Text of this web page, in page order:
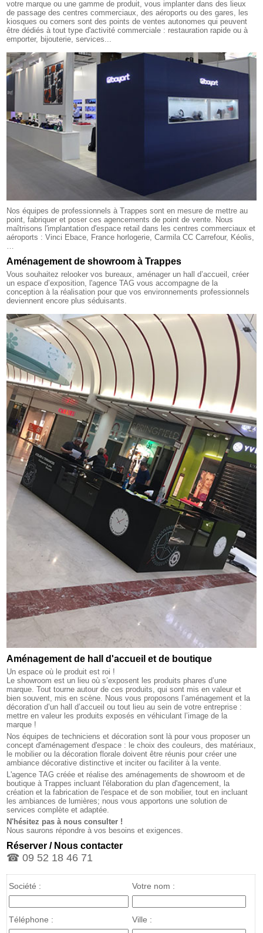
votre marque ou une gamme de produit, vous implanter dans des lieux
de passage des centres commerciaux, des aéroports ou des gares, les
kiosques ou corners sont des points de ventes autonomes qui peuvent
être dédiés à tout type d'activité commerciale : restauration rapide ou à
emporter, bijouterie, services...
Nos équipes de professionnels à Trappes sont en mesure de mettre au
point, fabriquer et poser ces agencements de point de vente. Nous
maîtrisons l'implantation d'espace retail dans les centres commerciaux et
aéroports : Vinci Ebace, France horlogerie, Carmila CC Carrefour, Kéolis,
…
Aménagement de showroom à Trappes
Vous souhaitez relooker vos bureaux, aménager un hall d’accueil, créer
un espace d’exposition, l'agence TAG vous accompagne de la
conception à la réalisation pour que vos environnements professionnels
deviennent encore plus séduisants.
Aménagement de hall d'accueil et de boutique
Un espace où le produit est roi !
Le showroom est un lieu où s’exposent les produits phares d’une
marque. Tout tourne autour de ces produits, qui sont mis en valeur et
bien souvent, mis en scène. Nous vous proposons l’aménagement et la
décoration d’un hall d’accueil ou tout lieu au sein de votre entreprise :
mettre en valeur les produits exposés en véhiculant l’image de la
marque !
Nos équipes de techniciens et décoration sont là pour vous proposer un
concept d'aménagement d'espace : le choix des couleurs, des matériaux,
le mobilier ou la décoration florale doivent être réunis pour créer une
ambiance décorative distinctive et inciter ou faciliter à la vente.
L'agence TAG créée et réalise des aménagements de showroom et de
boutique à Trappes incluant l'élaboration du plan d'agencement, la
création et la fabrication de l'espace et de son mobilier, tout en incluant
les ambiances de lumières; nous vous apportons une solution de
services complète et adaptée.
N'hésitez pas à nous consulter !
Nous saurons répondre à vos besoins et exigences.
Réserver / Nous contacter
☎ 09 52 18 46 71
Société : Votre nom :
Téléphone : Ville :